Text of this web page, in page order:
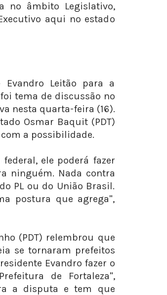
no âmbito Legislativo,
aqui no estado
Evandro Leitão para a
tema de discussão no
nesta quarta-feira (16).
Osmar Baquit (PDT)
a possibilidade.
ele poderá fazer
ninguém. Nada contra
PL ou do União Brasil.
postura que agrega",
(PDT) relembrou que
se tornaram prefeitos
Evandro fazer o
de Fortaleza",
a disputa e tem que